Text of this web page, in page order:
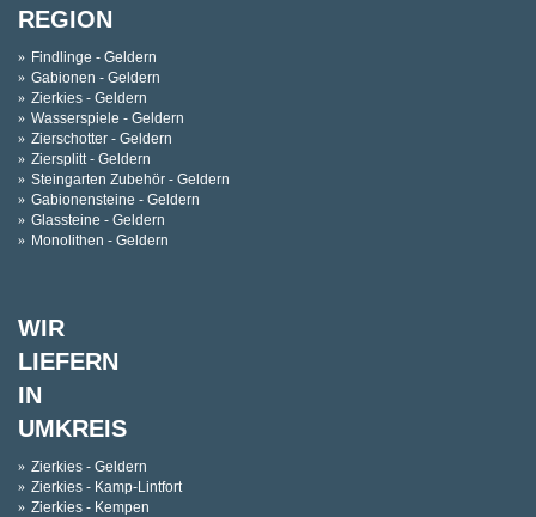
REGION
Findlinge - Geldern
Gabionen - Geldern
Zierkies - Geldern
Wasserspiele - Geldern
Zierschotter - Geldern
Ziersplitt - Geldern
Steingarten Zubehör - Geldern
Gabionensteine - Geldern
Glassteine - Geldern
Monolithen - Geldern
WIR
LIEFERN
IN
UMKREIS
Zierkies - Geldern
Zierkies - Kamp-Lintfort
Zierkies - Kempen